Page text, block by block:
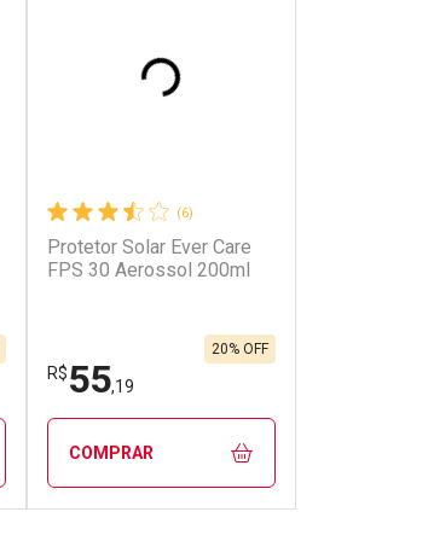
Ativar Desconto
Por R$ 87,00/cada
Por R$ 87,00/cada
(6)
Protetor Solar Ever Care
FPS 30 Aerossol 200ml
R$55,19
20% OFF
COMPRAR